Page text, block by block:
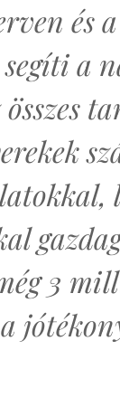
és
a
3